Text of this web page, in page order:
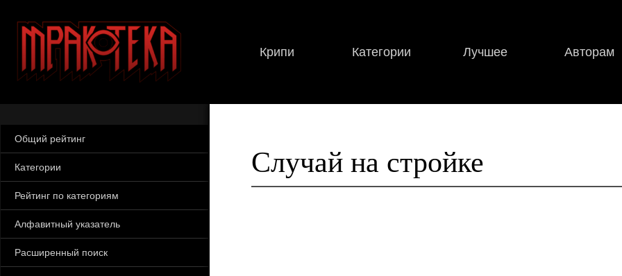
Крипи Категории Лучшее Авторам
Общий рейтинг
Категории
Рейтинг по категориям
Алфавитный указатель
Расширенный поиск
Случай на стройке